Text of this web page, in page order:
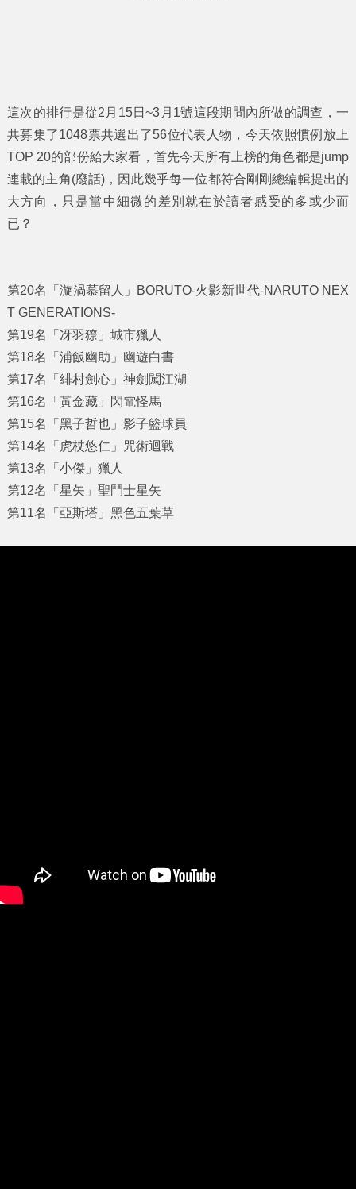
這次的排行是從2月15日~3月1號這段期間內所做的調查，一
共募集了1048票共選出了56位代表人物，今天依照慣例放上
TOP 20的部份給大家看，首先今天所有上榜的角色都是jump
連載的主角(廢話)，因此幾乎每一位都符合剛剛總編輯提出的
大方向，只是當中細微的差別就在於讀者感受的多或少而
已？
第20名「漩渦慕留人」BORUTO-火影新世代-NARUTO NEX
T GENERATIONS-
第19名「冴羽獠」城市獵人
第18名「浦飯幽助」幽遊白書
第17名「緋村劍心」神劍闖江湖
第16名「黃金藏」閃電怪馬
第15名「黑子哲也」影子籃球員
第14名「虎杖悠仁」咒術迴戰
第13名「小傑」獵人
第12名「星矢」聖鬥士星矢
第11名「亞斯塔」黑色五葉草